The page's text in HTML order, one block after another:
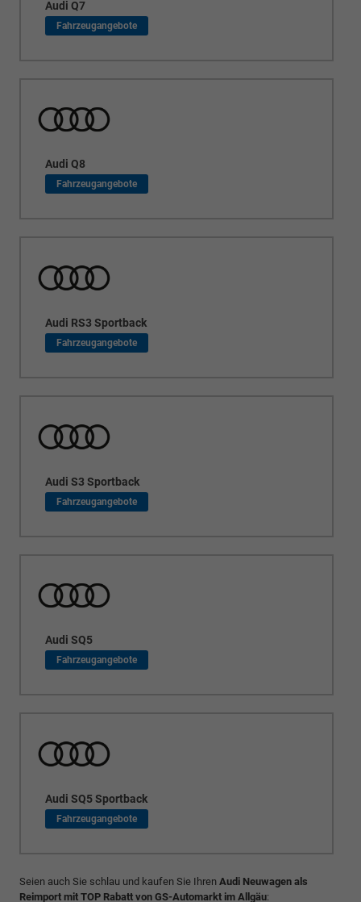
Audi Q7
Audi Q8
Audi RS3 Sportback
Audi S3 Sportback
Audi SQ5
Audi SQ5 Sportback
Seien auch Sie schlau und kaufen Sie Ihren Audi Neuwagen als
Reimport mit TOP Rabatt von GS-Automarkt im Allgäu: